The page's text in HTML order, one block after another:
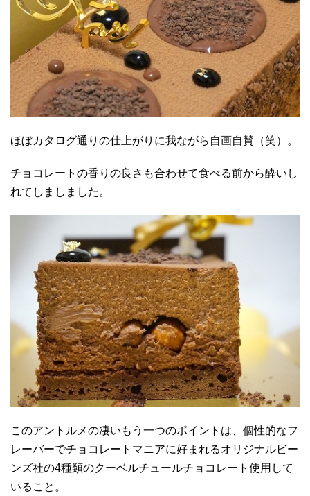
ほぼカタログ通りの仕上がりに我ながら自画自賛（笑）。
チョコレートの香りの良さも合わせて食べる前から酔いし
れてしましました。
このアントルメの凄いもう一つのポイントは、個性的なフ
レーバーでチョコレートマニアに好まれるオリジナルビー
ンズ社の4種類のクーベルチュールチョコレート使用して
いること。